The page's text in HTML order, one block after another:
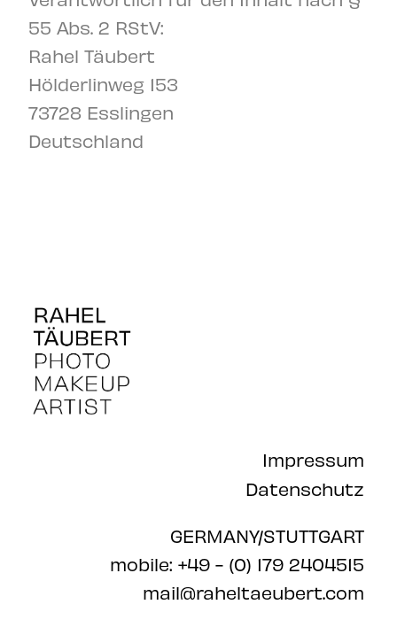
55 Abs. 2 RStV:
Rahel Täubert
Hölderlinweg 153
73728 Esslingen
Deutschland
Impressum
Datenschutz
GERMANY/STUTTGART
mobile: +49 - (0) 179 2404515
mail@raheltaeubert.com